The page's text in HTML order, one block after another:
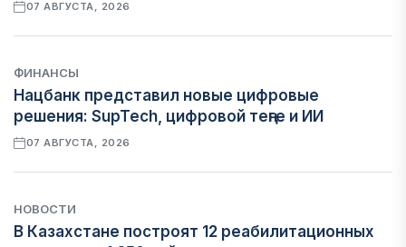
07 АВГУСТА, 2026
ФИНАНСЫ
Нацбанк представил новые цифровые
решения: SupTech, цифровой теңге и ИИ
07 АВГУСТА, 2026
НОВОСТИ
В Казахстане построят 12 реабилитационных